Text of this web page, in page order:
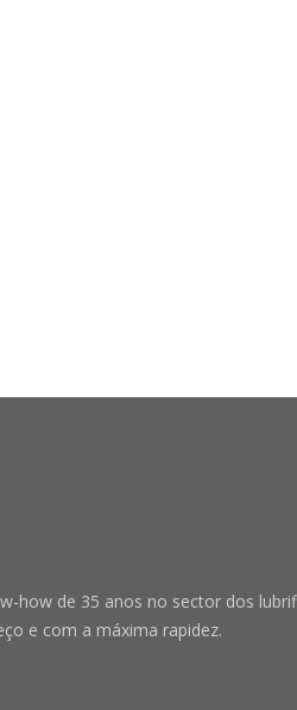
how de 35 anos no sector dos
e com a máxima rapidez.